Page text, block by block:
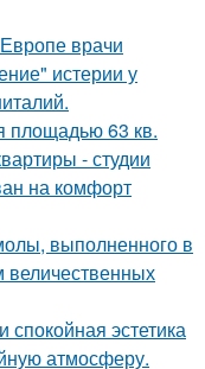
врачи
истерии у
площадью 63 кв.
- студии
на комфорт
выполненного в
величественных
спокойная эстетика
атмосферу.